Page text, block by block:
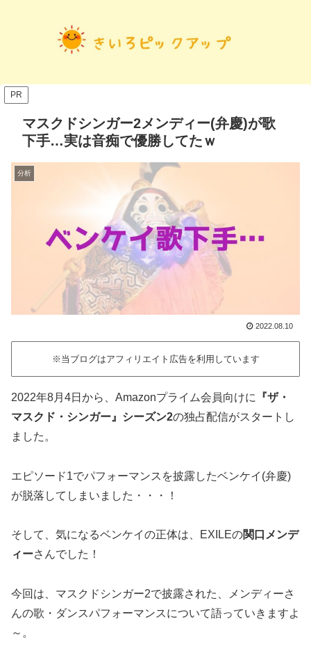
PR
マスクドシンガー2メンディー(弁慶)が歌
下手…実は音痴で優勝してたｗ
分析
2022.08.10
※当ブログはアフィリエイト広告を利用しています
2022年8月4日から、Amazonプライム会員向けに
『ザ・
マスクド・シンガー』シーズン2の独占配信がスタートし
ました。
エピソード1でパフォーマンスを披露したベンケイ(弁慶)
が脱落してしまいました・・・！
そして、気になるベンケイの正体は、EXILEの関口メンデ
ィーさんでした！
今回は、マスクドシンガー2で披露された、メンディーさ
んの歌・ダンスパフォーマンスについて語っていきますよ
～。